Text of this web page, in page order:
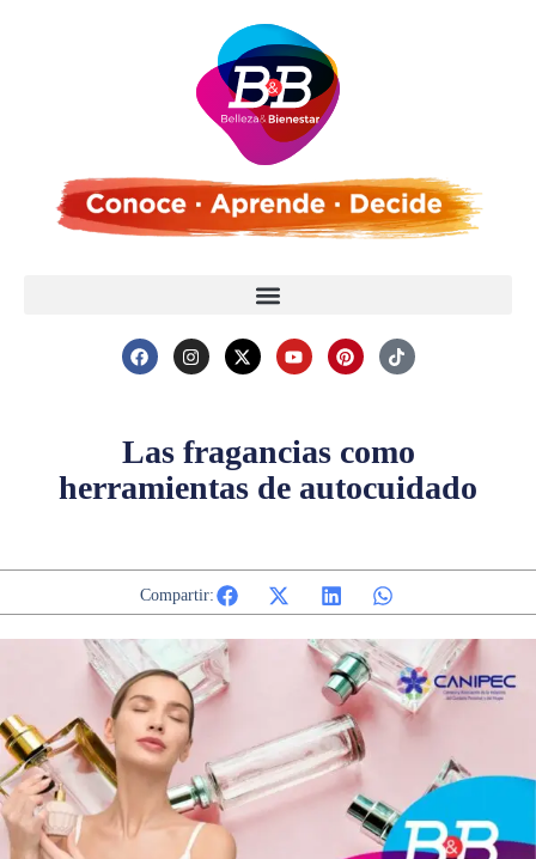
Las fragancias como
herramientas de autocuidado
Compartir: